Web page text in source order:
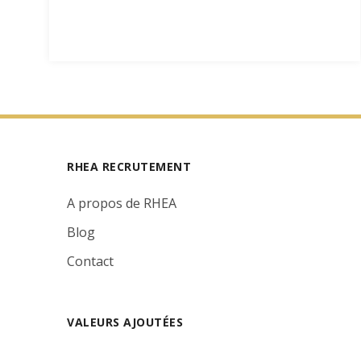
RHEA RECRUTEMENT
A propos de RHEA
Blog
Contact
VALEURS AJOUTÉES